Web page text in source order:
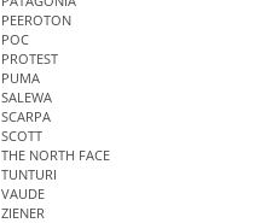
PEEROTON
POC
PROTEST
PUMA
SALEWA
SCARPA
SCOTT
THE NORTH FACE
TUNTURI
VAUDE
ZIENER